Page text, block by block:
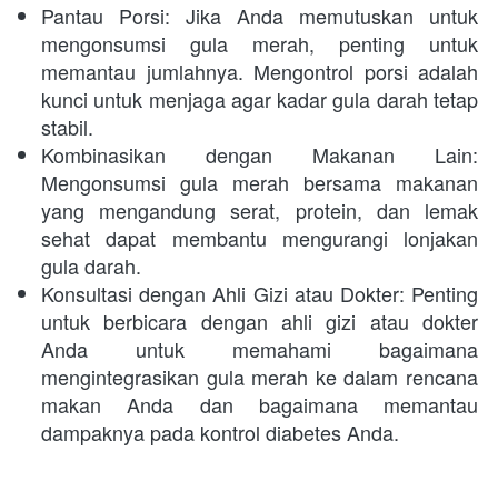
Pantau Porsi: Jika Anda memutuskan untuk
mengonsumsi gula merah, penting untuk
memantau jumlahnya. Mengontrol porsi adalah
kunci untuk menjaga agar kadar gula darah tetap
stabil.
Kombinasikan dengan Makanan Lain:
Mengonsumsi gula merah bersama makanan
yang mengandung serat, protein, dan lemak
sehat dapat membantu mengurangi lonjakan
gula darah.
Konsultasi dengan Ahli Gizi atau Dokter: Penting
untuk berbicara dengan ahli gizi atau dokter
Anda untuk memahami bagaimana
mengintegrasikan gula merah ke dalam rencana
makan Anda dan bagaimana memantau
dampaknya pada kontrol diabetes Anda.